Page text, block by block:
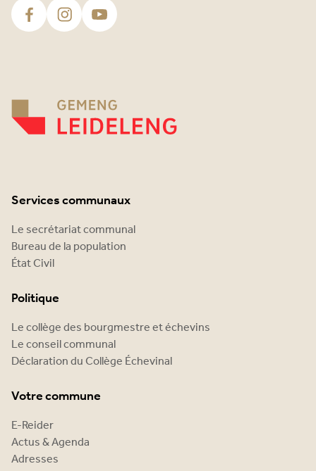
Services communaux
Le secrétariat communal
Bureau de la population
État Civil
Politique
Le collège des bourgmestre et échevins
Le conseil communal
Déclaration du Collège Échevinal
Votre commune
E-Reider
Actus & Agenda
Adresses